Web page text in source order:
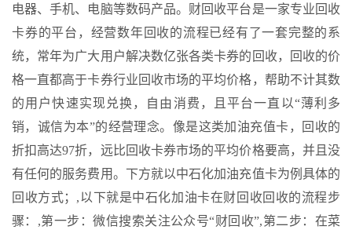
电器、手机、电脑等数码产品。财回收平台是一家专业回收
卡券的平台，经营数年回收的流程已经有了一套完整的系
统，常年为广大用户解决数亿张各类卡券的回收，回收的价
格一直都高于卡券行业回收市场的平均价格，帮助不计其数
的用户快速实现兑换，自由消费，且平台一直以“薄利多
销，诚信为本”的经营理念。像是这类加油充值卡，回收的
折扣高达97折，远比回收卡券市场的平均价格要高，并且没
有任何的服务费用。下方就以中石化加油充值卡为例具体的
回收方式；,以下就是中石化加油卡在财回收回收的流程步
骤：,第一步：微信搜索关注公众号“财回收”,第二步：在菜